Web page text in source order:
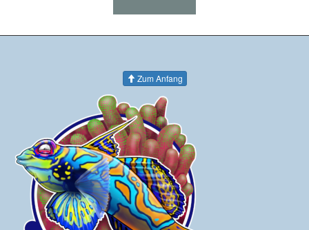
Zum Anfang